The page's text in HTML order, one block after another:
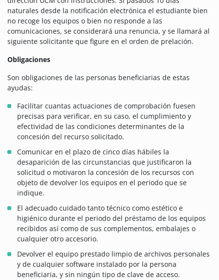
naturales desde la notificación electrónica el estudiante bien
no recoge los equipos o bien no responde a las
comunicaciones, se considerará una renuncia, y se llamará al
siguiente solicitante que figure en el orden de prelación.
Obligaciones
Son obligaciones de las personas beneficiarias de estas
ayudas:
Facilitar cuantas actuaciones de comprobación fuesen
precisas para verificar, en su caso, el cumplimiento y
efectividad de las condiciones determinantes de la
concesión del recurso solicitado.
Comunicar en el plazo de cinco días hábiles la
desaparición de las circunstancias que justificaron la
solicitud o motivaron la concesión de los recursos con
objeto de devolver los equipos en el periodo que se
indique.
El adecuado cuidado tanto técnico como estético e
higiénico durante el periodo del préstamo de los equipos
recibidos así como de sus complementos, embalajes o
cualquier otro accesorio.
Devolver el equipo prestado limpio de archivos personales
y de cualquier software instalado por la persona
beneficiaria, y sin ningún tipo de clave de acceso.